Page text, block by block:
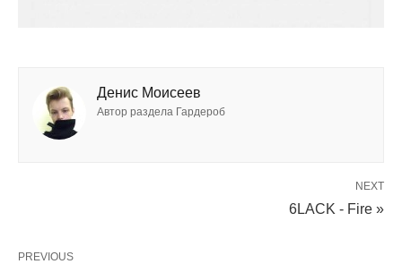
Денис Моисеев
Автор раздела Гардероб
NEXT
6LACK - Fire »
PREVIOUS